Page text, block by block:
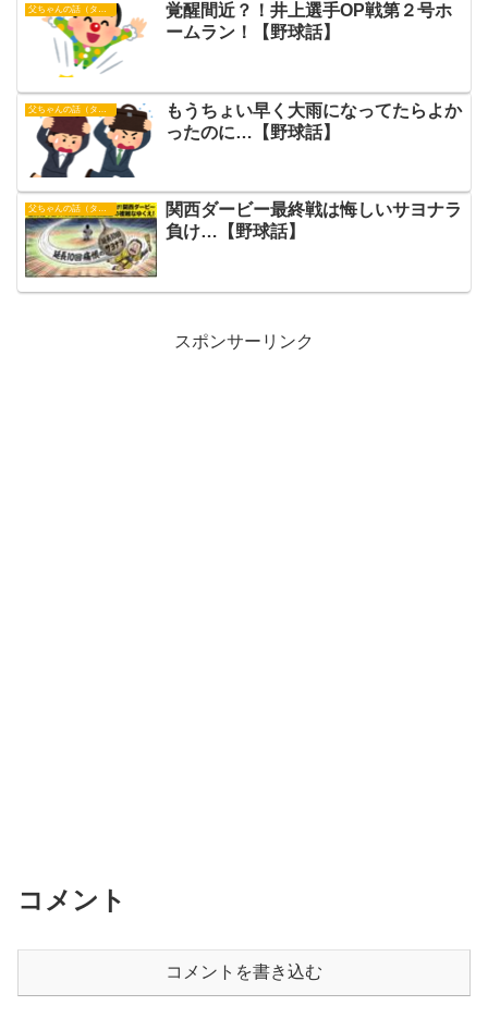
父ちゃんの話（タイガース）
覚醒間近？！井上選手OP戦第２号ホ
ームラン！【野球話】
もうちょい早く大雨になってたらよか
ったのに…【野球話】
父ちゃんの話（タイガース）
関西ダービー最終戦は悔しいサヨナラ
負け…【野球話】
スポンサーリンク
コメント
コメントを書き込む